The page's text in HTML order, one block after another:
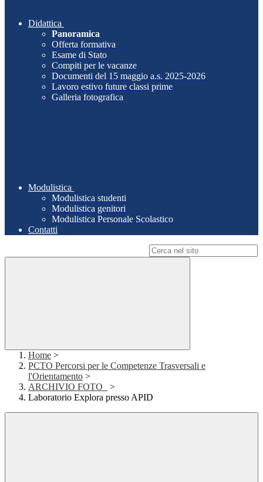
Didattica
Panoramica
Offerta formativa
Esame di Stato
Compiti per le vacanze
Documenti del 15 maggio a.s. 2025-2026
Lavoro estivo future classi prime
Galleria fotografica
Modulistica
Modulistica studenti
Modulistica genitori
Modulistica Personale Scolastico
Contatti
Home >
PCTO Percorsi per le Competenze Trasversali e
l'Orientamento >
ARCHIVIO FOTO_
>
Laboratorio Explora presso APID